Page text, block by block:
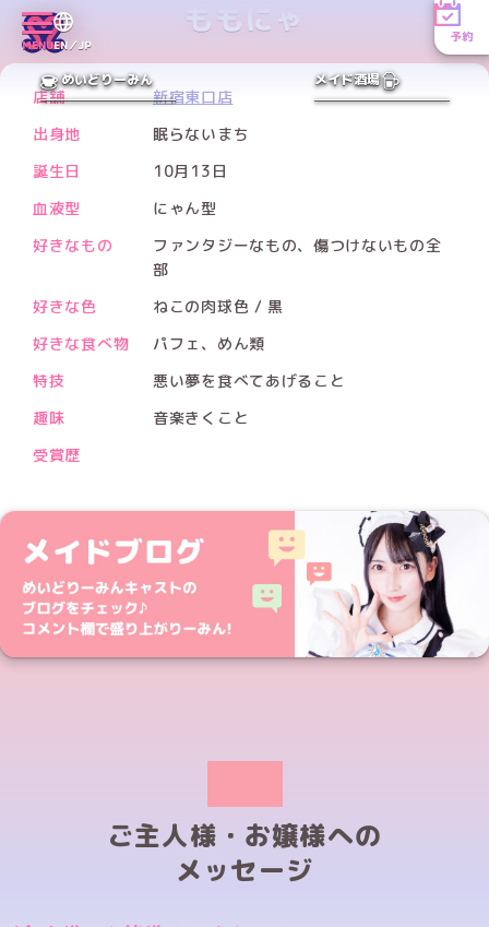
MENUEN／JP
予約
めいどりーみん メイド酒場
ももにゃ
PREV
NEXT
店舗
新宿東口店
出身地
眠らないまち
誕生日
10月13日
血液型
にゃん型
好きなもの
ファンタジーなもの、傷つけないもの全
部
好きな色
ねこの肉球色 / 黒
好きな食べ物
パフェ、めん類
特技
悪い夢を食べてあげること
趣味
音楽きくこと
受賞歴
ご主人様・お嬢様への
メッセージ